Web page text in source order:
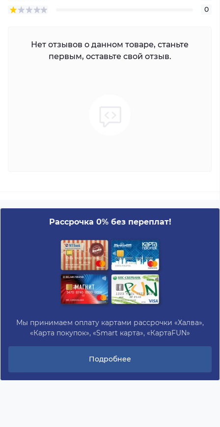
0
Нет отзывов о данном товаре, станьте
первым, оставьте свой отзыв.
Рассрочка 0% без переплат!
Мы принимаем оплату картами рассрочки «Халва»,
«Карта покупок», «Smart карта», «КартаFUN»
Подробнее